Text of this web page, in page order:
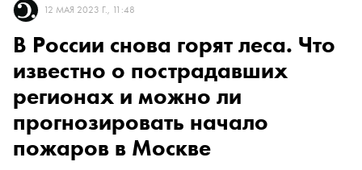
12 МАЯ 2023 Г., 11:48
В России снова горят леса. Что
известно о пострадавших
регионах и можно ли
прогнозировать начало
пожаров в Москве